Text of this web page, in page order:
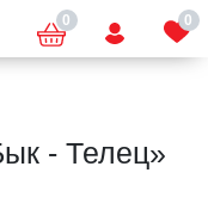
0 0
- Телец»